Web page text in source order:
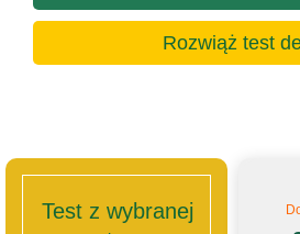
Rozwiąż test
Test z wybranej